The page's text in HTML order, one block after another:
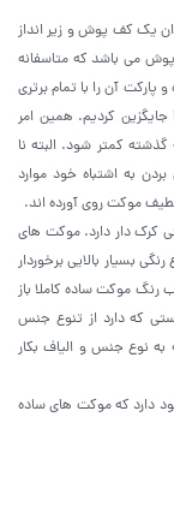
یک کف پوش و زیر انداز
می باشد که متاسفانه
آن را با تمام برتری
کردیم. همین امر
کمتر شود. البته نا
به اشتباه خود موارد
موکت روی آورده اند.
دار دارد. موکت های
بسیار بالایی برخوردار
رنگ موکت ساده کاملا باز
که دارد از تنوع جنس
نوع جنس و الیاف بکار
دارد که موکت های ساده